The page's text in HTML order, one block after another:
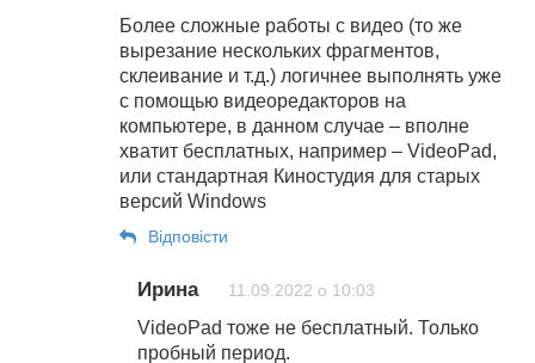
Более сложные работы с видео (то же
вырезание нескольких фрагментов,
склеивание и т.д.) логичнее выполнять уже
с помощью видеоредакторов на
компьютере, в данном случае – вполне
хватит бесплатных, например – VideoPad,
или стандартная Киностудия для старых
версий Windows
Відповіcти
Ирина 11.09.2022 о 10:03
VideoPad тоже не бесплатный. Только
пробный период.